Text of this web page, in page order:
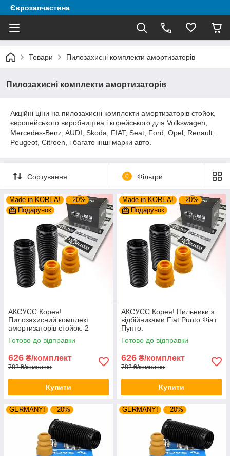
Єврозапчастина
Товари Пилозахисні комплекти амортизаторів
Пилозахисні комплекти амортизаторів
Акційні ціни на пилозахисні комплекти амортизаторів стойок,
європейського виробництва і корейського для Volkswagen,
Mercedes-Benz, AUDI, Skoda, FIAT, Seat, Ford, Opel, Renault,
Peugeot, Citroen, і багато інші марки авто.
Сортування 0 Фільтри
Made in KOREA!
–20%
Подарунок
АКСУСС Корея!
Пилозахисний комплект
амортизаторів стойок. 2
Пильники 2 відбійники
Готово до відправки
626 ₴/комплект
782 ₴/комплект
Купити
Made in KOREA!
–20%
Подарунок
АКСУСС Корея! Пильники з
відбійниками Fiat Punto Фіат
Пунто.
Готово до відправки
626 ₴/комплект
782 ₴/комплект
Купити
GERMANY! –20% GERMANY! –20%